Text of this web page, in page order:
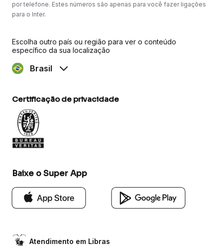
por telefone. Estes números são apenas para você fazer ligações
para o Inter.
Escolha outro país ou região para ver o conteúdo
específico da sua localização
Brasil
Certificação de privacidade
Baixe o Super App
Atendimento em Libras